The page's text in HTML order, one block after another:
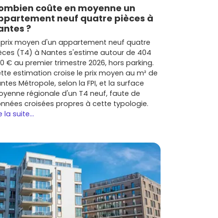
coûte en moyenne un
neuf quatre pièces à
?
prix moyen d'un appartement neuf quatre
(T4) à Nantes s'estime autour de 404
€ au premier trimestre 2026, hors parking.
estimation croise le prix moyen au m² de
Métropole, selon la FPI, et la surface
régionale d'un T4 neuf, faute de
croisées propres à cette typologie.
la suite...